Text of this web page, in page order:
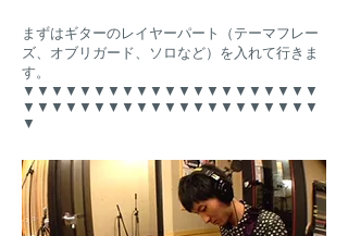
まずはギターのレイヤーパート（テーマフレー
ズ、オブリガード、ソロなど）を入れて行きま
す。
▼ ▼ ▼ ▼ ▼ ▼ ▼ ▼ ▼ ▼ ▼ ▼ ▼ ▼ ▼ ▼ ▼ ▼ ▼ ▼ ▼
▼ ▼ ▼▼▼ ▼ ▼ ▼ ▼ ▼ ▼ ▼ ▼ ▼ ▼ ▼ ▼ ▼ ▼ ▼ ▼
▼